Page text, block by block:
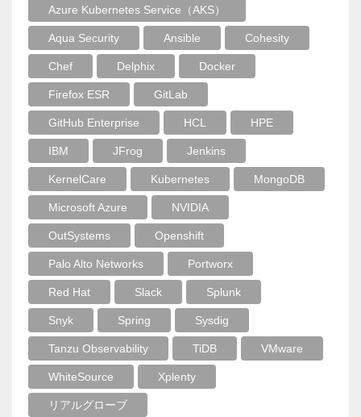
Azure Kubernetes Service（AKS）
Aqua Security Ansible Cohesity
Chef Delphix Docker
Firefox ESR GitLab
GitHub Enterprise HCL HPE
IBM JFrog Jenkins
KernelCare Kubernetes MongoDB
Microsoft Azure NVIDIA
OutSystems Openshift
Palo Alto Networks Portworx
Red Hat Slack Splunk
Snyk Spring Sysdig
Tanzu Observability TiDB VMware
WhiteSource Xplenty
リアルグローブ